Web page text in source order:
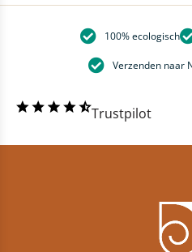
100% ecologisch
Verzenden naar
Trustpilot